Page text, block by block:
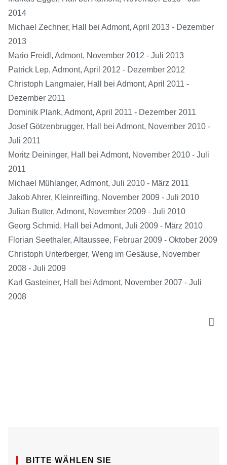
2014
Michael Zechner, Hall bei Admont, April 2013 - Dezember
2013
Mario Freidl, Admont, November 2012 - Juli 2013
Patrick Lep, Admont, April 2012 - Dezember 2012
Christoph Langmaier, Hall bei Admont, April 2011 -
Dezember 2011
Dominik Plank, Admont, April 2011 - Dezember 2011
Josef Götzenbrugger, Hall bei Admont, November 2010 -
Juli 2011
Moritz Deininger, Hall bei Admont, November 2010 - Juli
2011
Michael Mühlanger, Admont, Juli 2010 - März 2011
Jakob Ahrer, Kleinreifling, November 2009 - Juli 2010
Julian Butter, Admont, November 2009 - Juli 2010
Georg Schmid, Hall bei Admont, Juli 2009 - März 2010
Florian Seethaler, Altaussee, Februar 2009 - Oktober 2009
Christoph Unterberger, Weng im Gesäuse, November
2008 - Juli 2009
Karl Gasteiner, Hall bei Admont, November 2007 - Juli
2008
BITTE WÄHLEN SIE